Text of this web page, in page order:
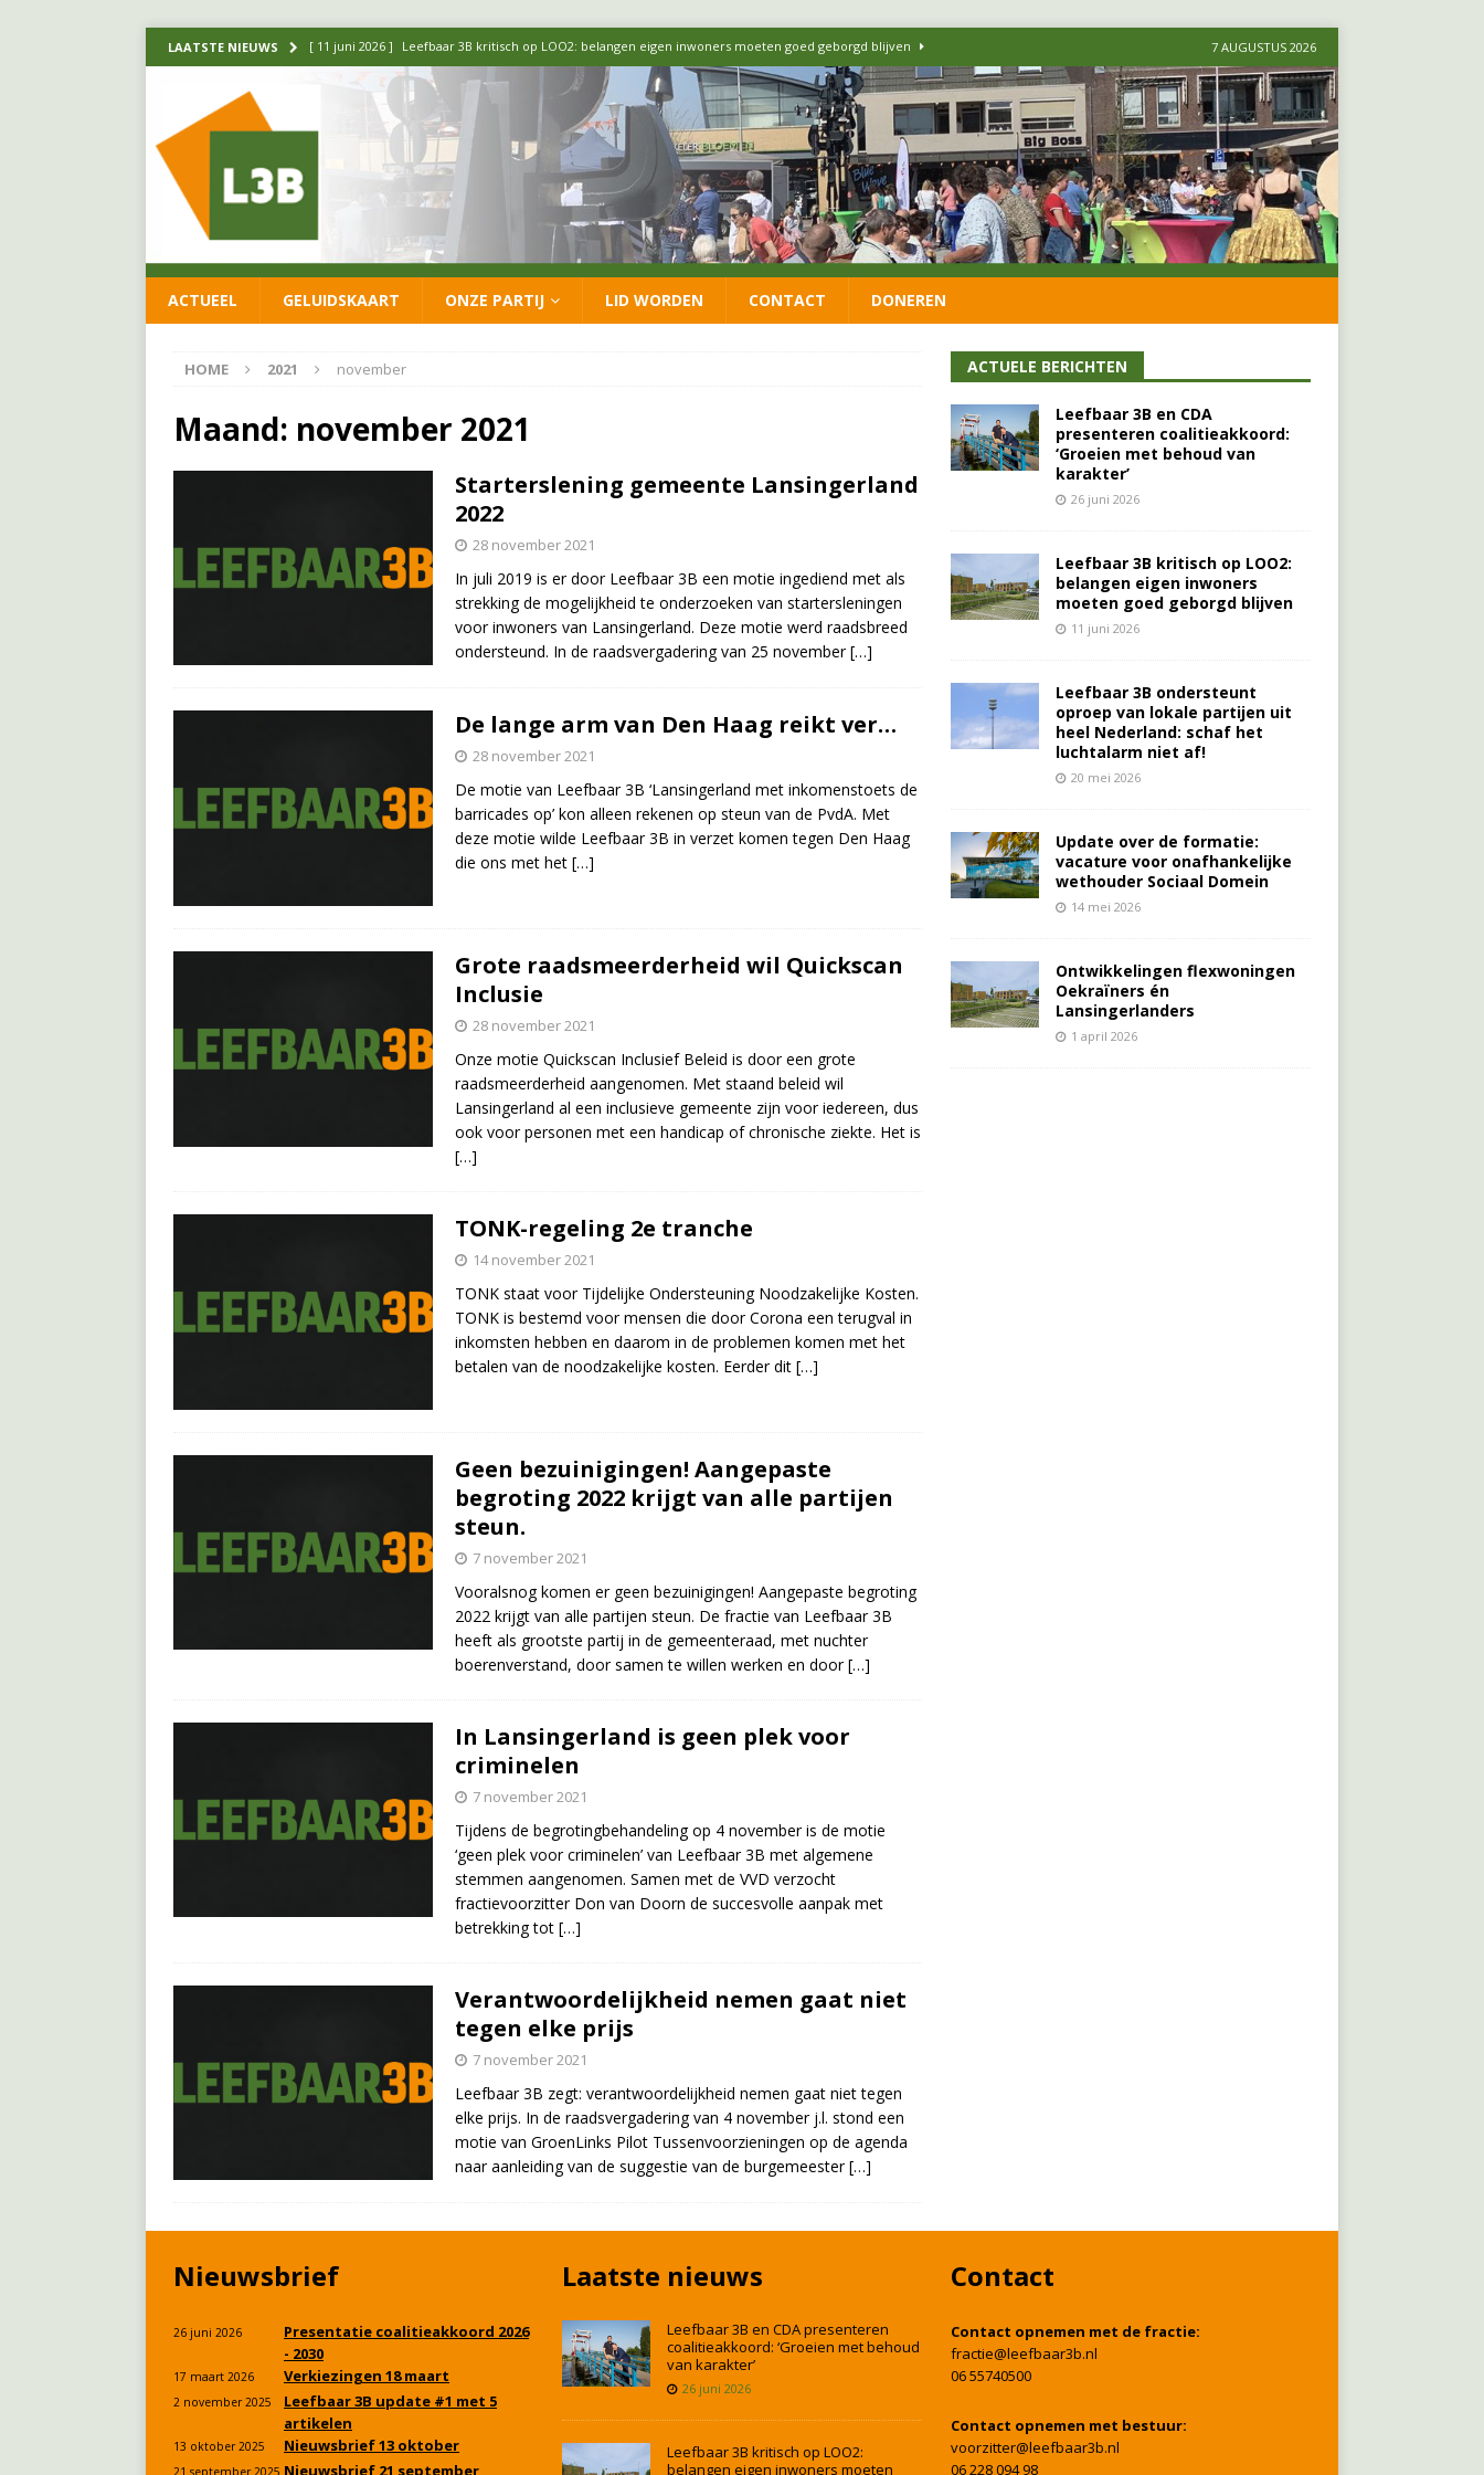
LAATSTE NIEUWS [ 11 juni 2026 ] Leefbaar 3B kritisch op LOO2: belangen eigen inwoners moeten goed geborgd blijven
[ 20 mei 2026 ] Leefbaar 3B ondersteunt oproep van lokale partijen uit heel Nederland: schaf het
luchtalarm niet af! FRACTIE
[ 14 mei 2026 ] Update over de formatie: vacature voor onafhankelijke wethouder Sociaal Domein
[ 26 juni 2026 ] Leefbaar 3B en CDA presenteren coalitieakkoord: ‘Groeien met behoud van karakter’
7 AUGUSTUS 2026
ACTUEEL GELUIDSKAART ONZE PARTIJ LID WORDEN CONTACT DONEREN
HOME 2021 november
Maand: november 2021
Starterslening gemeente Lansingerland
2022
28 november 2021
In juli 2019 is er door Leefbaar 3B een motie ingediend met als
strekking de mogelijkheid te onderzoeken van startersleningen
voor inwoners van Lansingerland. Deze motie werd raadsbreed
ondersteund. In de raadsvergadering van 25 november[…]
De lange arm van Den Haag reikt ver…
28 november 2021
De motie van Leefbaar 3B ‘Lansingerland met inkomenstoets de
barricades op’ kon alleen rekenen op steun van de PvdA. Met
deze motie wilde Leefbaar 3B in verzet komen tegen Den Haag
die ons met het […]
Grote raadsmeerderheid wil Quickscan
Inclusie
28 november 2021
Onze motie Quickscan Inclusief Beleid is door een grote
raadsmeerderheid aangenomen. Met staand beleid wil
Lansingerland al een inclusieve gemeente zijn voor iedereen, dus
ook voor personen met een handicap of chronische ziekte. Het is
[…]
TONK-regeling 2e tranche
14 november 2021
TONK staat voor Tijdelijke Ondersteuning Noodzakelijke Kosten.
TONK is bestemd voor mensen die door Corona een terugval in
inkomsten hebben en daarom in de problemen komen met het
betalen van de noodzakelijke kosten. Eerder dit […]
Geen bezuinigingen! Aangepaste
begroting 2022 krijgt van alle partijen
steun.
7 november 2021
Vooralsnog komen er geen bezuinigingen! Aangepaste begroting
2022 krijgt van alle partijen steun. De fractie van Leefbaar 3B
heeft als grootste partij in de gemeenteraad, met nuchter
boerenverstand, door samen te willen werken en door[…]
In Lansingerland is geen plek voor
criminelen
7 november 2021
Tijdens de begrotingbehandeling op 4 november is de motie
‘geen plek voor criminelen’ van Leefbaar 3B met algemene
stemmen aangenomen. Samen met de VVD verzocht
fractievoorzitter Don van Doorn de succesvolle aanpak met
betrekking tot […]
Verantwoordelijkheid nemen gaat niet
tegen elke prijs
7 november 2021
Leefbaar 3B zegt: verantwoordelijkheid nemen gaat niet tegen
elke prijs. In de raadsvergadering van 4 november j.l. stond een
motie van GroenLinks Pilot Tussenvoorzieningen op de agenda
naar aanleiding van de suggestie van de burgemeester[…]
ACTUELE BERICHTEN
Leefbaar 3B en CDA
presenteren coalitieakkoord:
‘Groeien met behoud van
karakter’
26 juni 2026
Leefbaar 3B kritisch op LOO2:
belangen eigen inwoners
moeten goed geborgd blijven
11 juni 2026
Leefbaar 3B ondersteunt
oproep van lokale partijen uit
heel Nederland: schaf het
luchtalarm niet af!
20 mei 2026
Update over de formatie:
vacature voor onafhankelijke
wethouder Sociaal Domein
14 mei 2026
Ontwikkelingen flexwoningen
Oekraïners én
Lansingerlanders
1 april 2026
Nieuwsbrief
26 juni 2026
Presentatie coalitieakkoord 2026
- 2030
17 maart 2026 Verkiezingen 18 maart
2 november 2025
Leefbaar 3B update #1 met 5
artikelen
13 oktober 2025 Nieuwsbrief 13 oktober
21 september 2025 Nieuwsbrief 21 september
Laatste nieuws
Leefbaar 3B en CDA presenteren
coalitieakkoord: ‘Groeien met behoud
van karakter’
26 juni 2026
Leefbaar 3B kritisch op LOO2:
belangen eigen inwoners moeten
Contact
Contact opnemen met de fractie:
fractie@leefbaar3b.nl
06 55740500
Contact opnemen met bestuur:
voorzitter@leefbaar3b.nl
06 228 094 98